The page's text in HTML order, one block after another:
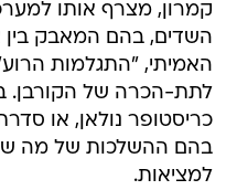
קמרון, מצרף אותו
השדים, בהם המאבק
האמיתי, "התגלמות
לתת-הכרה של הקורבן.
כריסטופר נולאן, או
בהם ההשלכות של מה
למציאות.